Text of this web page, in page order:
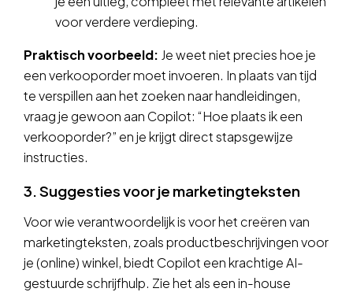
voor verdere verdieping.
Praktisch voorbeeld: Je weet niet precies hoe je
een verkooporder moet invoeren. In plaats van tijd
te verspillen aan het zoeken naar handleidingen,
vraag je gewoon aan Copilot: “Hoe plaats ik een
verkooporder?” en je krijgt direct stapsgewijze
instructies.
3. Suggesties voor je marketingteksten
Voor wie verantwoordelijk is voor het creëren van
marketingteksten, zoals productbeschrijvingen voor
je (online) winkel, biedt Copilot een krachtige AI-
gestuurde schrijfhulp. Zie het als een in-house